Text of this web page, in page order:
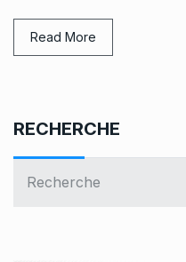
Read More
RECHERCHE